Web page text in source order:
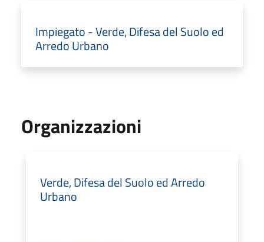
Impiegato - Verde, Difesa del Suolo ed
Arredo Urbano
Organizzazioni
Verde, Difesa del Suolo ed Arredo
Urbano